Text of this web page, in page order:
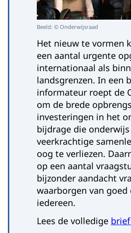
Beeld: © Onderwijsraad
Het nieuw te vormen
een aantal urgente
internationaal als
landsgrenzen. In een
informateur roept de
om de brede
investeringen in het
bijdrage die
veerkrachtige
oog te verliezen.
op een aantal
bijzonder aandacht
waarborgen van
iedereen.
Lees de volledige